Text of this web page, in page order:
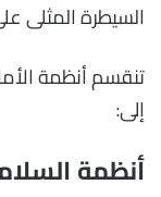
السيطرة المثلى
إلى:
أنظمة